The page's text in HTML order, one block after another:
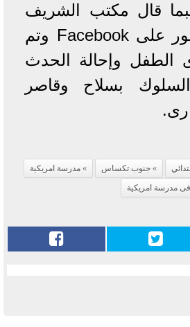
قال مكتب الشريف
هناك في منشور على Facebook وتم
الطفل وإحالة الحدث
بسلاح وقاصر
جنوب تكساس
مدرسة امريكية
مدرسة امريكية